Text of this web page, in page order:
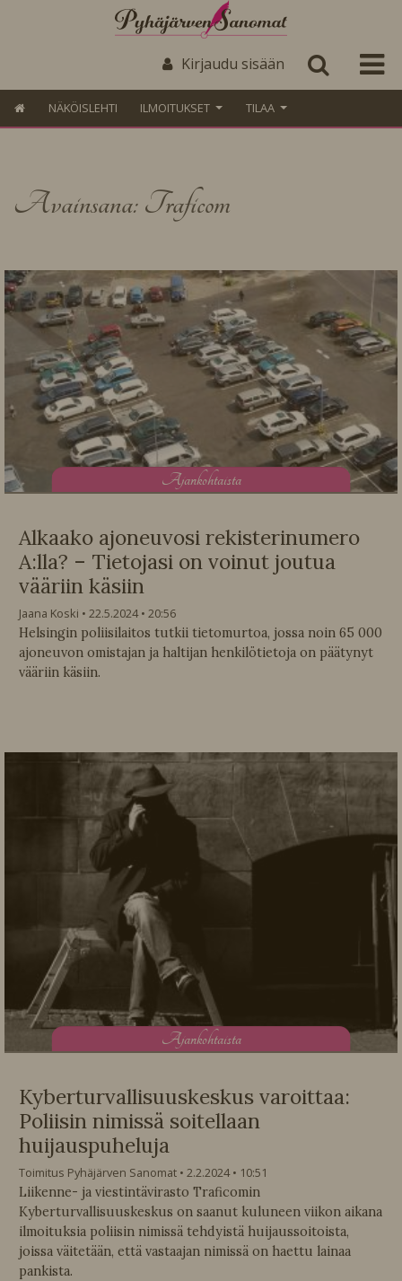
Kirjaudu sisään
NÄKÖISLEHTI ILMOITUKSET TILAA
Avainsana: Traficom
Ajankohtaista
Alkaako ajoneuvosi rekisterinumero
A:lla? – Tietojasi on voinut joutua
vääriin käsiin
Jaana Koski 22.5.2024
20:56
Helsingin poliisilaitos tutkii tietomurtoa, jossa noin 65 000
ajoneuvon omistajan ja haltijan henkilötietoja on päätynyt
vääriin käsiin.
Ajankohtaista
Kyberturvallisuuskeskus varoittaa:
Poliisin nimissä soitellaan
huijauspuheluja
Toimitus Pyhäjärven Sanomat 2.2.2024
10:51
Liikenne- ja viestintävirasto Traficomin
Kyberturvallisuuskeskus on saanut kuluneen viikon aikana
ilmoituksia poliisin nimissä tehdyistä huijaussoitoista,
joissa väitetään, että vastaajan nimissä on haettu lainaa
pankista.